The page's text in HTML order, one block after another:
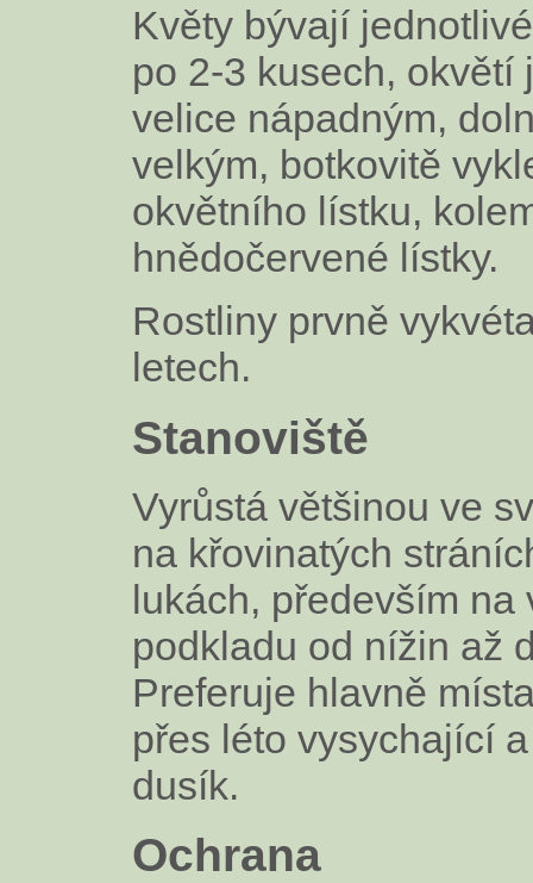
Květy bývají
po 2-3 kusech, okvětí
velice nápadným,
velkým, botkovitě
okvětního lístku,
hnědočervené lístky.
Rostliny prvně
letech.
Stanoviště
Vyrůstá většinou ve
na křovinatých
lukách, především na
podkladu od nížin až
Preferuje hlavně
přes léto vysychající
dusík.
Ochrana